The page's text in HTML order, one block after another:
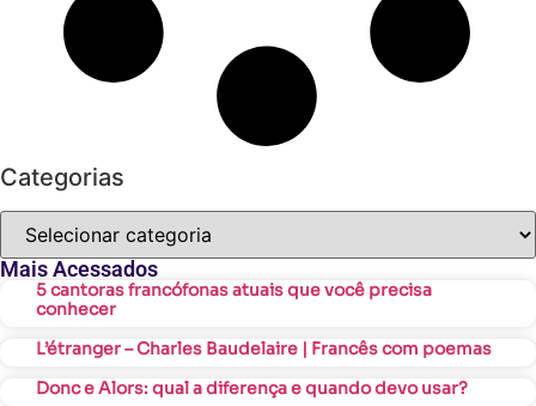
Categorias
Mais Acessados
5 cantoras francófonas atuais que você precisa
conhecer
L’étranger – Charles Baudelaire | Francês com poemas
Donc e Alors: qual a diferença e quando devo usar?